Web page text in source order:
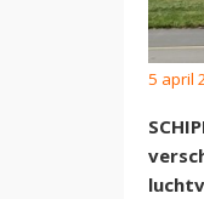
5 april